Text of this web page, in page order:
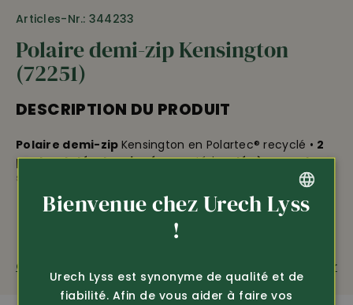
Articles-Nr.: 344233
Polaire demi-zip Kensington
(72251)
DESCRIPTION DU PRODUIT
Polaire demi-zip Kensington en Polartec® recyclé • 2
poches latérales zippées• extérieurlégèrement
structuré
pour un chic et un toucher particuliers •
confortable col zippé •
intérieur doux, gratté et
chauden polaire •coupe exceptionnelle et ultra
confortable • dos légèrement rallongé • 92% polyester
(recyclé), 8% polyester • longueur env. 78 cm • lavable
Questions sur le produit Recommander
GERMAN
Bienvenue chez Urech Lyss
!
Urech Lyss est synonyme de qualité et de
fiabilité. Afin de vous aider à faire vos